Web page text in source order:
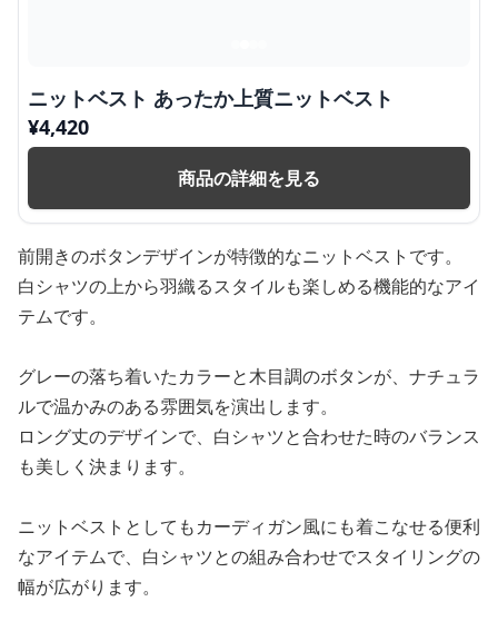
ニットベスト あったか上質ニットベスト
¥4,420
商品の詳細を見る
前開きのボタンデザインが特徴的なニットベストです。
白シャツの上から羽織るスタイルも楽しめる機能的なアイ
テムです。
グレーの落ち着いたカラーと木目調のボタンが、ナチュラ
ルで温かみのある雰囲気を演出します。
ロング丈のデザインで、白シャツと合わせた時のバランス
も美しく決まります。
ニットベストとしてもカーディガン風にも着こなせる便利
なアイテムで、白シャツとの組み合わせでスタイリングの
幅が広がります。